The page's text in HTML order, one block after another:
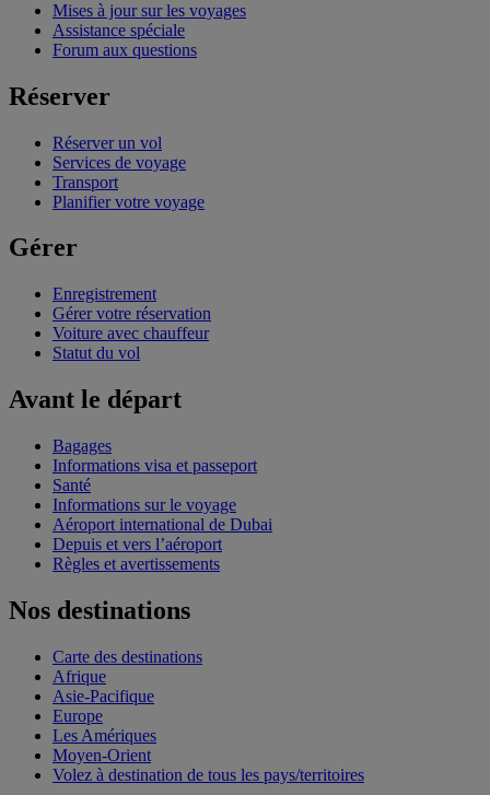
Mises à jour sur les voyages
Assistance spéciale
Forum aux questions
Réserver
Réserver un vol
Services de voyage
Transport
Planifier votre voyage
Gérer
Enregistrement
Gérer votre réservation
Voiture avec chauffeur
Statut du vol
Avant le départ
Bagages
Informations visa et passeport
Santé
Informations sur le voyage
Aéroport international de Dubai
Depuis et vers l’aéroport
Règles et avertissements
Nos destinations
Carte des destinations
Afrique
Asie-Pacifique
Europe
Les Amériques
Moyen-Orient
Volez à destination de tous les pays/territoires